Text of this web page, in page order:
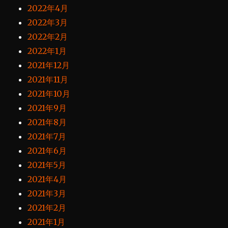
2022年4月
2022年3月
2022年2月
2022年1月
2021年12月
2021年11月
2021年10月
2021年9月
2021年8月
2021年7月
2021年6月
2021年5月
2021年4月
2021年3月
2021年2月
2021年1月